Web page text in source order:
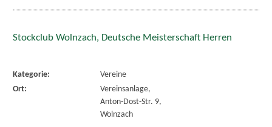
Stockclub Wolnzach, Deutsche Meisterschaft Herren
Kategorie:
Vereine
Ort:
Vereinsanlage,
Anton-Dost-Str. 9,
Wolnzach